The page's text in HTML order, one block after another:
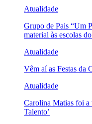
Atualidade
Grupo de Pais “Um
material às escolas
Atualidade
Vêm aí as Festas da
Atualidade
Carolina Matias foi a
Talento’